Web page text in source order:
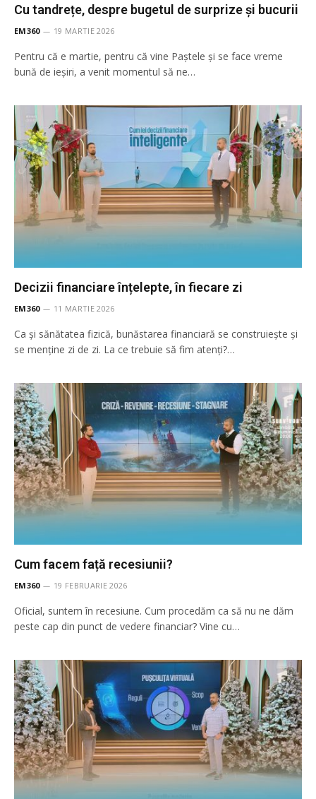
Cu tandrețe, despre bugetul de surprize și bucurii
EM360 19 MARTIE 2026
Pentru că e martie, pentru că vine Paștele și se face vreme
bună de ieșiri, a venit momentul să ne…
Decizii financiare înțelepte, în fiecare zi
EM360 11 MARTIE 2026
Ca și sănătatea fizică, bunăstarea financiară se construiește și
se menține zi de zi. La ce trebuie să fim atenți?…
Cum facem față recesiunii?
EM360 19 FEBRUARIE 2026
Oficial, suntem în recesiune. Cum procedăm ca să nu ne dăm
peste cap din punct de vedere financiar? Vine cu…